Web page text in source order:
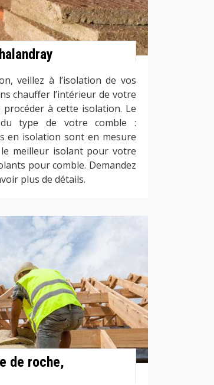
veillez à l’isolation de vos
chauffer l’intérieur de votre
à cette isolation. Le
type de votre comble :
en isolation sont en mesure
meilleur isolant pour votre
pour comble. Demandez
plus de détails.
de roche,